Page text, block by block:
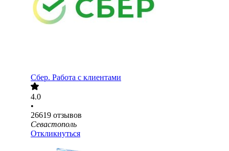
Сбер. Работа с клиентами
4.0
•
26619 отзывов
Севастополь
Откликнуться